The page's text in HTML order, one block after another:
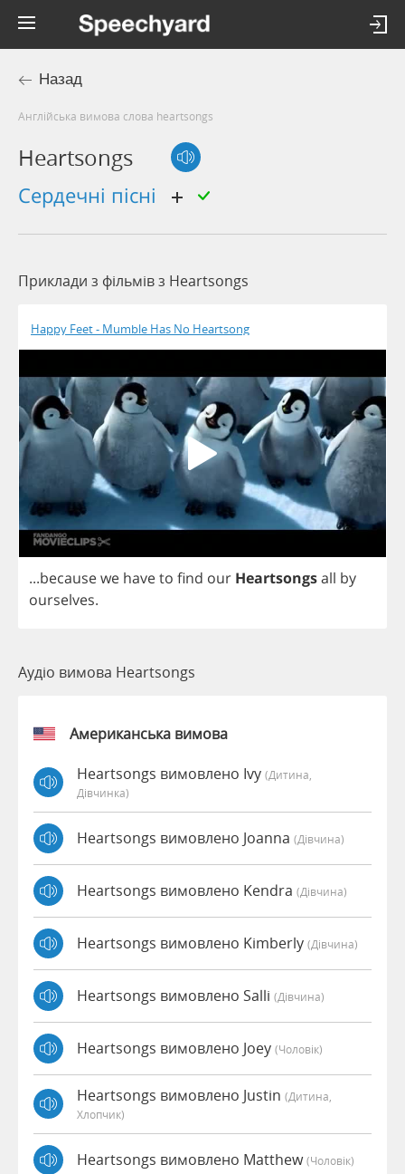
Назад
Англійська вимова слова heartsongs
Heartsongs
сердечні пісні
Приклади з фільмів з Heartsongs
Happy Feet - Mumble Has No Heartsong
...becausewe haveto find our Heartsongsall by
ourselves.
Аудіо вимова Heartsongs
Американська вимова
Heartsongs вимовлено Ivy (дитина,
Дівчинка)
Heartsongs вимовлено Joanna (дівчина)
Heartsongs вимовлено Kendra (дівчина)
Heartsongs вимовлено Kimberly (дівчина)
Heartsongs вимовлено Salli (дівчина)
Heartsongs вимовлено Joey (чоловік)
Heartsongs вимовлено Justin (дитина,
Хлопчик)
Heartsongs вимовлено Matthew(чоловік)